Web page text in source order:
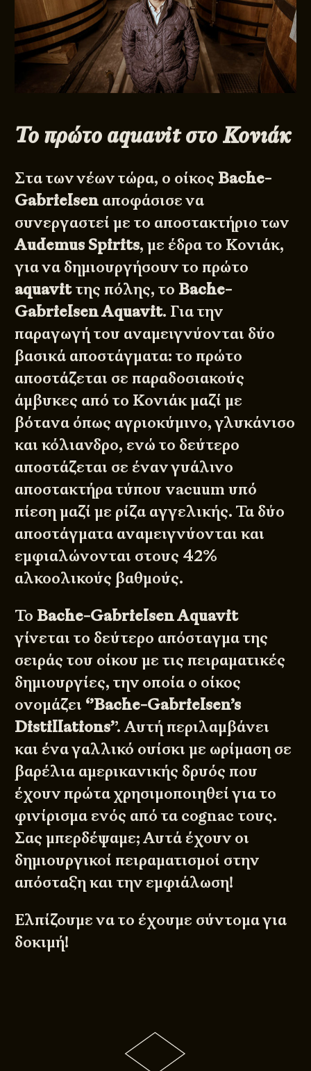
Το πρώτο aquavit στο Κονιάκ
Στα των νέων τώρα, ο οίκος Bache-
Gabrielsen αποφάσισε να
συνεργαστεί με το αποστακτήριο των
Audemus Spirits, με έδρα το Κονιάκ,
για να δημιουργήσουν το πρώτο
aquavitτης πόλης, το Bache-
Gabrielsen Aquavit. Για την
παραγωγή του αναμειγνύονται δύο
βασικά αποστάγματα: το πρώτο
αποστάζεται σε παραδοσιακούς
άμβυκες από το Κονιάκ μαζί με
βότανα όπως αγριοκύμινο, γλυκάνισο
και κόλιανδρο, ενώ το δεύτερο
αποστάζεται σε έναν γυάλινο
αποστακτήρα τύπου vacuum υπό
πίεση μαζί με ρίζα αγγελικής. Τα δύο
αποστάγματα αναμειγνύονται και
εμφιαλώνονται στους 42%
αλκοολικούς βαθμούς.
Το Bache-Gabrielsen Aquavit
γίνεται το δεύτερο απόσταγμα της
σειράς του οίκου με τις πειραματικές
δημιουργίες, την οποία ο οίκος
ονομάζει ‘’Bache-Gabrielsen’s
Distillations’’. Αυτή περιλαμβάνει
και ένα γαλλικό ουίσκι με ωρίμαση σε
βαρέλια αμερικανικής δρυός που
έχουν πρώτα χρησιμοποιηθεί για το
φινίρισμα ενός από τα cognac τους.
Σας μπερδέψαμε; Αυτά έχουν οι
δημιουργικοί πειραματισμοί στην
απόσταξη και την εμφιάλωση!
Ελπίζουμε να το έχουμε σύντομα για
δοκιμή!